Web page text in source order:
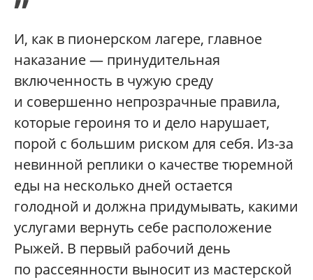
”
И, как в пионерском лагере, главное
наказание — принудительная
включенность в чужую среду
и совершенно непрозрачные правила,
которые героиня то и дело нарушает,
порой с большим риском для себя. Из-за
невинной реплики о качестве тюремной
еды на несколько дней остается
голодной и должна придумывать, какими
услугами вернуть себе расположение
Рыжей. В первый рабочий день
по рассеянности выносит из мастерской